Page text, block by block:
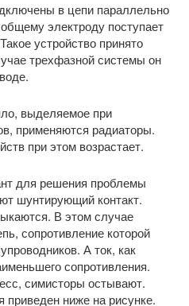
в цепи параллельно
электроду поступает
устройство принято
трехфазной системы он
выделяемое при
применяются радиаторы.
при этом возрастает.
для решения проблемы
шунтирующий контакт.
В этом случае
сопротивление которой
А ток, как
сопротивления.
симисторы остывают.
приведен ниже на рисунке.